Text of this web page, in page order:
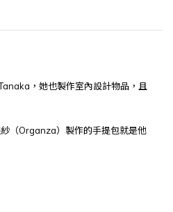
，她也製作室內設計物品，且
（Organza）製作的手提包就是他